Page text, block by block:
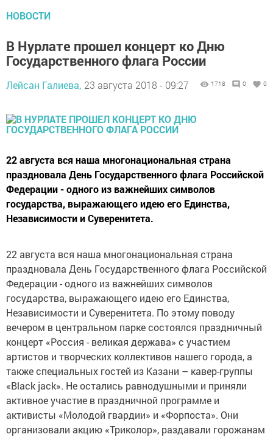
НОВОСТИ
В Нурлате прошел концерт ко Дню
Государственного флага России
Лейсан Галиева, 23 августа 2018 - 09:27 1718 0 0
22 августа вся наша многонациональная страна
праздновала День Государственного флага Российской
Федерации - одного из важнейших символов
государства, выражающего идею его Единства,
Независимости и Суверенитета.
22 августа вся наша многонациональная страна
праздновала День Государственного флага Российской
Федерации - одного из важнейших символов
государства, выражающего идею его Единства,
Независимости и Суверенитета. По этому поводу
вечером в центральном парке состоялся праздничный
концерт «Россия - великая держава» с участием
артистов и творческих коллективов нашего города, а
также специальных гостей из Казани – кавер-группы
«Black jack». Не остались равнодушными и приняли
активное участие в праздничной программе и
активисты «Молодой гвардии» и «Форпоста». Они
организовали акцию «Триколор», раздавали горожанам